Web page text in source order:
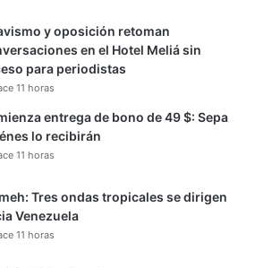
y oposición retoman
en el Hotel Meliá sin
para periodistas
11 horas
entrega de bono de 49 $: Sepa
lo recibirán
11 horas
Tres ondas tropicales se dirigen
Venezuela
11 horas